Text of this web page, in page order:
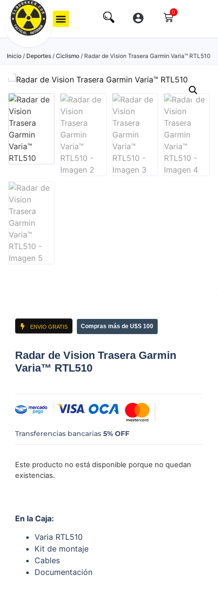
0
Inicio / Deportes / Ciclismo / Radar de Vision Trasera Garmin Varia™ RTL510
ENVIO GRATIS Compras más de U$S 100
Radar de Vision Trasera Garmin
Varia™ RTL510
Transferencias bancarias5% OFF
Este producto no está disponible porque no quedan
existencias.
En la Caja:
Varia RTL510
Kit de montaje
Cables
Documentación